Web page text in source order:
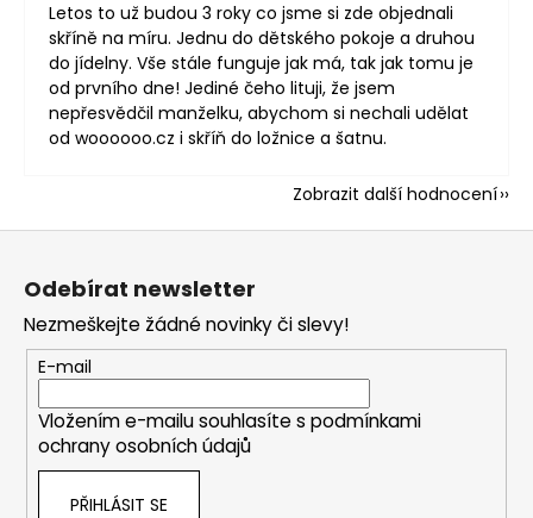
Letos to už budou 3 roky co jsme si zde objednali
skříně na míru. Jednu do dětského pokoje a druhou
do jídelny. Vše stále funguje jak má, tak jak tomu je
od prvního dne! Jediné čeho lituji, že jsem
nepřesvědčil manželku, abychom si nechali udělat
od woooooo.cz i skříň do ložnice a šatnu.
Zobrazit další hodnocení
Z
Odebírat newsletter
Nezmeškejte žádné novinky či slevy!
E-mail
Vložením e-mailu souhlasíte s podmínkami
ochrany osobních údajů
PŘIHLÁSIT SE